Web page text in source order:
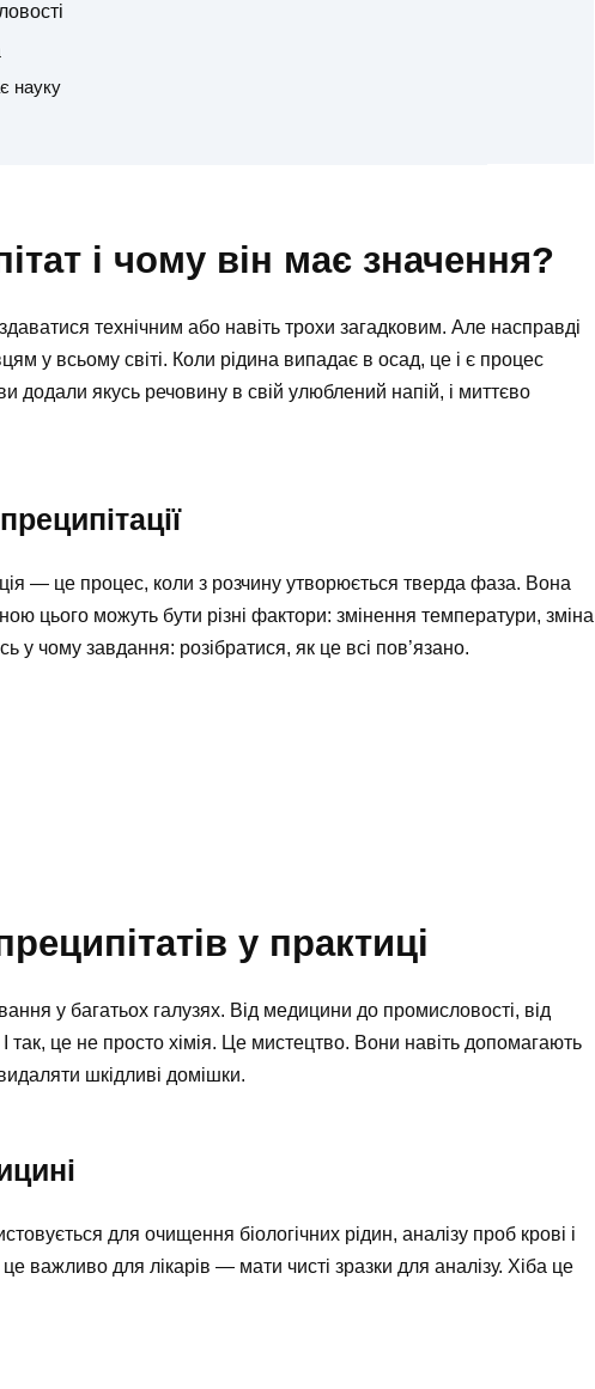
науку
і чому він має значення?
технічним або навіть трохи загадковим. Але насправді
у всьому світі. Коли рідина випадає в осад, це і є процес
додали якусь речовину в свій улюблений напій, і миттєво
— це процес, коли з розчину утворюється тверда фаза. Вона
цього можуть бути різні фактори: змінення температури, зміна
у чому завдання: розібратися, як це всі пов’язано.
у практиці
у багатьох галузях. Від медицини до промисловості, від
так, це не просто хімія. Це мистецтво. Вони навіть допомагають
шкідливі домішки.
для очищення біологічних рідин, аналізу проб крові і
важливо для лікарів — мати чисті зразки для аналізу. Хіба це